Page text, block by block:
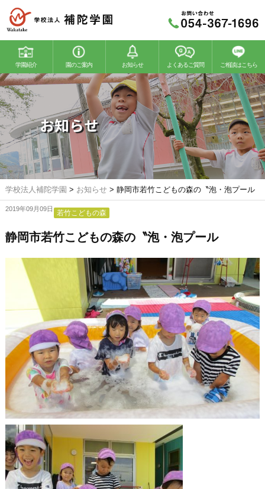
学園紹介 園のご案内
若竹幼稚園 若竹こどもの森
お知らせ よくあるご質問 ご相談はこちら
お知らせ
学校法人補陀学園 > お知らせ> 静岡市若竹こどもの森の〝泡・泡プール
2019年09月09日 若竹こどもの森
静岡市若竹こどもの森の〝泡・泡プール